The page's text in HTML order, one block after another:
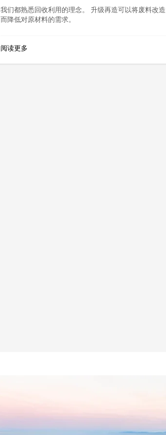
我们都熟悉回收利用的理念。 升级再造可以将废料改
而降低对原材料的需求。
阅读更多